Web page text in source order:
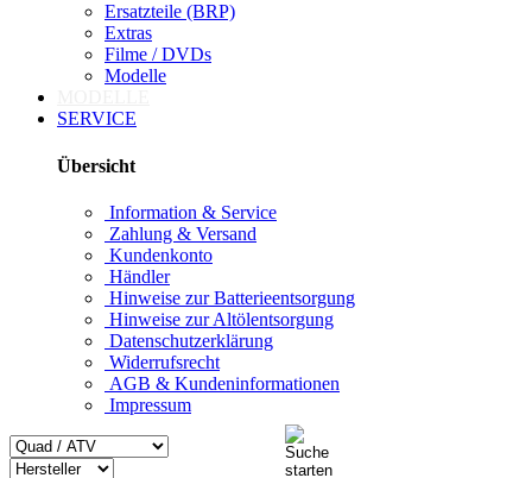
Ersatzteile (BRP)
Extras
Filme / DVDs
Modelle
SERVICE
Übersicht
Information & Service
Zahlung & Versand
Kundenkonto
Händler
Hinweise zur Batterieentsorgung
Hinweise zur Altölentsorgung
Datenschutzerklärung
Widerrufsrecht
AGB & Kundeninformationen
Impressum